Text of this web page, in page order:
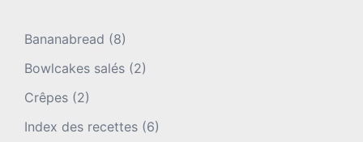
Bananabread (8)
Bowlcakes salés (2)
Crêpes (2)
Index des recettes (6)